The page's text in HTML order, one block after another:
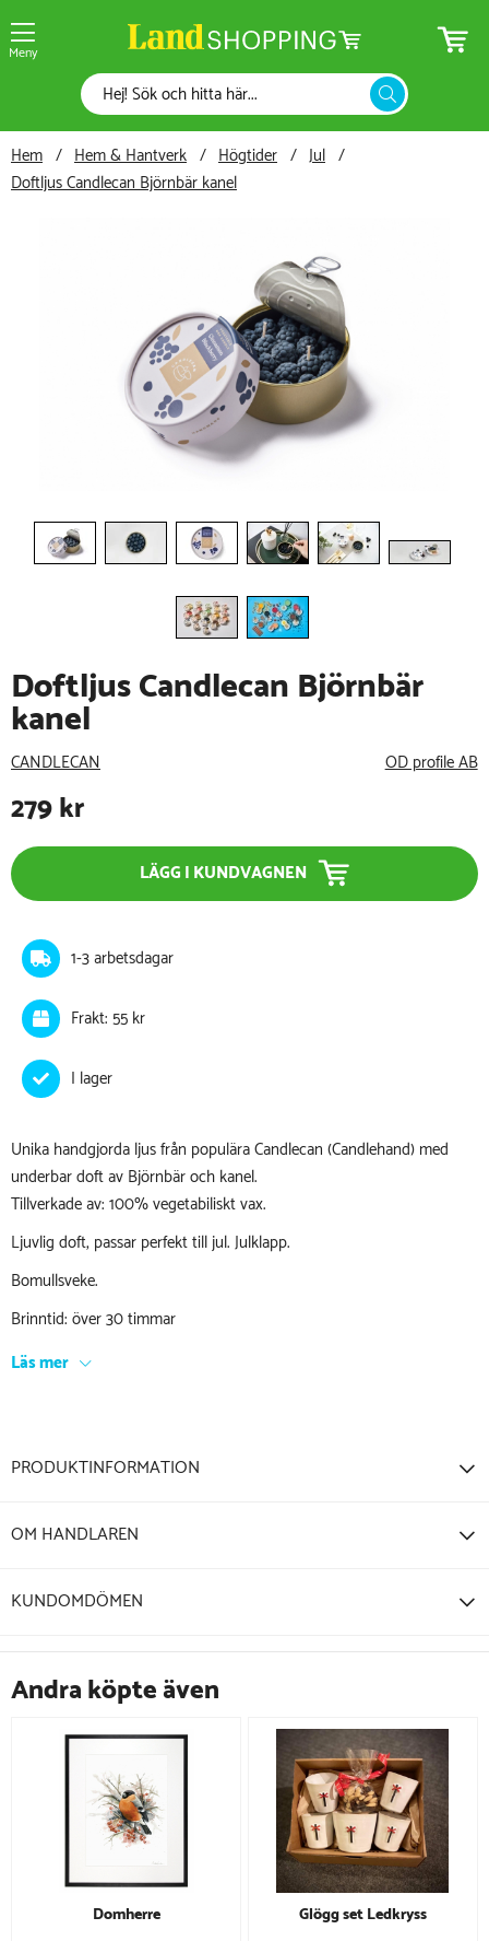
Meny
Hem Hem & Hantverk Högtider
Jul
Doftljus Candlecan Björnbär kanel
Doftljus Candlecan Björnbär
kanel
CANDLECAN OD profile AB
279kr
LÄGG I KUNDVAGNEN
1-3 arbetsdagar
Frakt: 55 kr
Unika handgjorda ljus från populära Candlecan (Candlehand) med
underbar doft av Björnbär och kanel.
Tillverkade av: 100% vegetabiliskt vax.
Ljuvlig doft, passar perfekt till jul. Julklapp.
Bomullsveke.
Brinntid: över 30 timmar
Läs mer
PRODUKTINFORMATION
OM HANDLAREN
KUNDOMDÖMEN
Andra köpte även
Domherre Glögg set Ledkryss